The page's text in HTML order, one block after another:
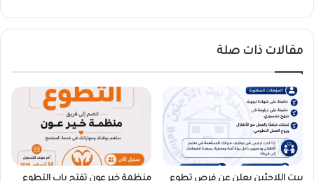
مقالات ذات صلة
بيت اللاجئين يعلن عن فرص تطوع
منظمة خير عون تفتح باب التطوع